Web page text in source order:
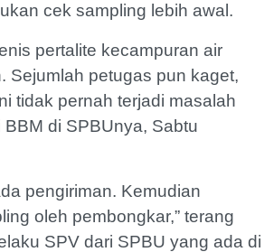
cek sampling lebih awal.
pertalite kecampuran air
Sejumlah petugas pun kaget,
tidak pernah terjadi masalah
di SPBUnya, Sabtu
pengiriman. Kemudian
oleh pembongkar,” terang
SPV dari SPBU yang ada di